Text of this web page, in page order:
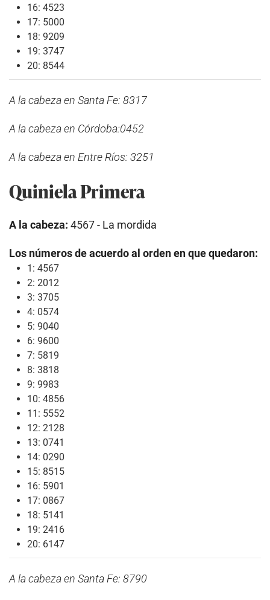
16: 4523
17: 5000
18: 9209
19: 3747
20: 8544
A la cabeza en Santa Fe: 8317
A la cabeza en Córdoba:0452
A la cabeza en Entre Ríos: 3251
Quiniela Primera
A la cabeza: 4567 - La mordida
Los números de acuerdo al orden en que quedaron:
1: 4567
2: 2012
3: 3705
4: 0574
5: 9040
6: 9600
7: 5819
8: 3818
9: 9983
10: 4856
11: 5552
12: 2128
13: 0741
14: 0290
15: 8515
16: 5901
17: 0867
18: 5141
19: 2416
20: 6147
A la cabeza en Santa Fe: 8790